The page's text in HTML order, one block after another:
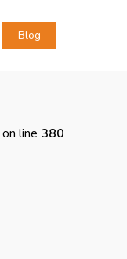
Blog
on line 380